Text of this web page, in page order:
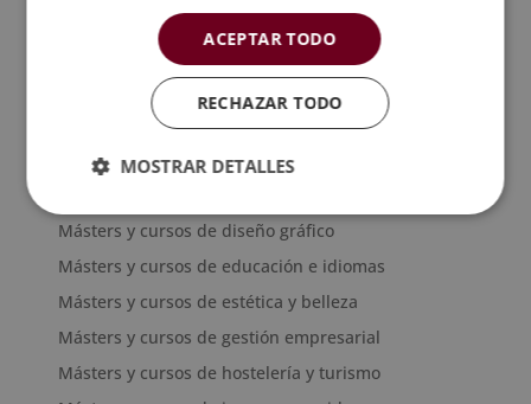
Másters y cursos de comunicación
Másters y cursos de contabilidad
Másters y cursos de criminología
Másters y cursos de deporte
Másters y cursos de derecho
Másters y cursos de diseño gráfico
Másters y cursos de educación e idiomas
Másters y cursos de estética y belleza
Másters y cursos de gestión empresarial
Másters y cursos de hostelería y turismo
ACEPTAR TODO
RECHAZAR TODO
MOSTRAR DETALLES